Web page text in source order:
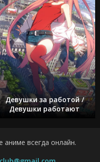
Девушки за работой /
Девушки работают
аниме всегда онлайн.